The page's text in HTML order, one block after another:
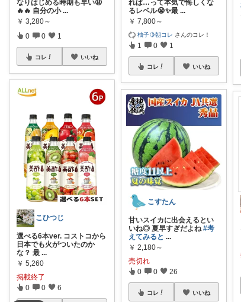
なりはじめる時期も早い😩
🔥🔥 自分の小 ...
￥ 3,280～
0 0 1
コレ いいね
こひつじ
選べる6本ver. コストコから
日本でも火がついたのか
な？ 最 ...
￥ 5,260
掲載終了
0 0 6
れば…って本気で悔しくな
るレベル😭✨最 ...
￥ 7,800～
柚子🍋朝コレ さんのコレ！
1 0 1
コレ いいね
こすたん
甘いスイカに出会えるとい
いね◎ 夏早すぎだよね#考
えてみると ...
￥ 2,180～
売切れ
0 0 26
コレ いいね